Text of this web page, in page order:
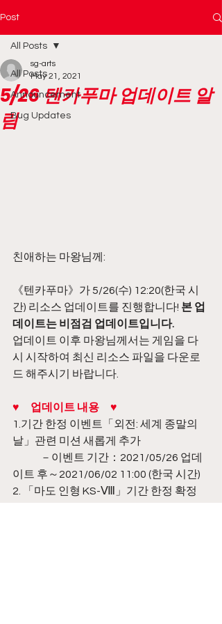
Post
All Posts
Announcement
Bug Updates
All Posts
5/26 텐카푸마 업데이트 알
림
sg-arts
May 21, 2021
친애하는 마왕님께:
《텐카푸마》가 5/26(수) 12:20(한국 시
간) 리소스 업데이트를 진행합니다! 본 업
데이트는 비점검 업데이트입니다.
업데이트 이후 마왕님께서는 게임을 다
시 시작하여 최신 리소스 파일을 다운로
드 해주시기 바랍니다.
♥　업데이트 내용　♥
1.기간 한정 이벤트「외전: 세계 종말의
날」관련 미션 새롭게 추가
이트 후～2021/06/02 11:00 (한국 시간)
2. 「마도 인형 KS-Ⅷ」기간 한정 확정